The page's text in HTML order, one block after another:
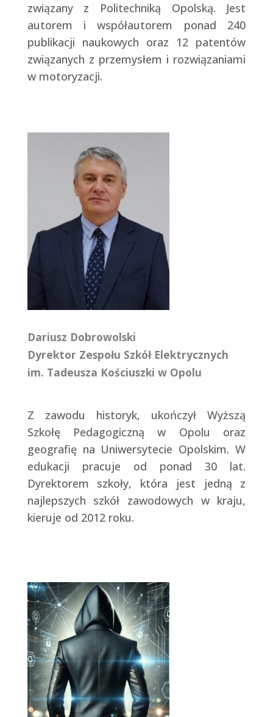
związany z Politechniką Opolską. Jest
autorem i współautorem ponad 240
publikacji naukowych oraz 12 patentów
związanych z przemysłem i rozwiązaniami
w motoryzacji.
Dariusz Dobrowolski
Dyrektor Zespołu Szkół Elektrycznych
im. Tadeusza Kościuszki w Opolu
Z zawodu historyk, ukończył Wyższą
Szkołę Pedagogiczną w Opolu oraz
geografię na Uniwersytecie Opolskim. W
edukacji pracuje od ponad 30 lat.
Dyrektorem szkoły, która jest jedną z
najlepszych szkół zawodowych w kraju,
kieruje od 2012 roku.